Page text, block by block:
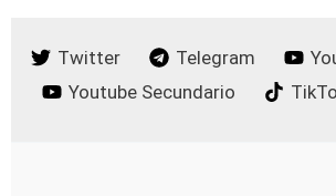
Twitter Telegram
Youtube Secundario